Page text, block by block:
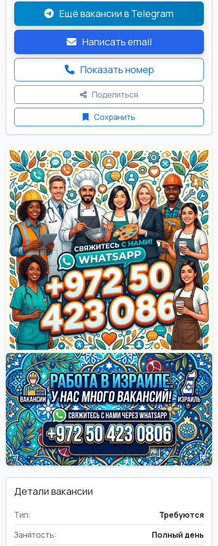
Ещё вакансии в Telegram
Написать email
Показать номер
Поделиться
Сохранить
Детали вакансии
Тип:
Требуются
Занятость:
Полный день